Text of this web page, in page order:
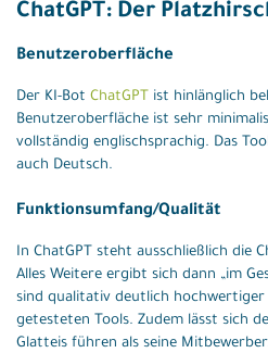
ChatGPT: Der
Benutzeroberfläche
Der KI-Bot ChatGPT ist hinlänglich
Benutzeroberfläche ist sehr
vollständig englischsprachig. Das
auch Deutsch.
Funktionsumfang/Qualität
In ChatGPT steht ausschließlich die
Alles Weitere ergibt sich dann „im
sind qualitativ deutlich hochwertiger
getesteten Tools. Zudem lässt sich
Glatteis führen als seine